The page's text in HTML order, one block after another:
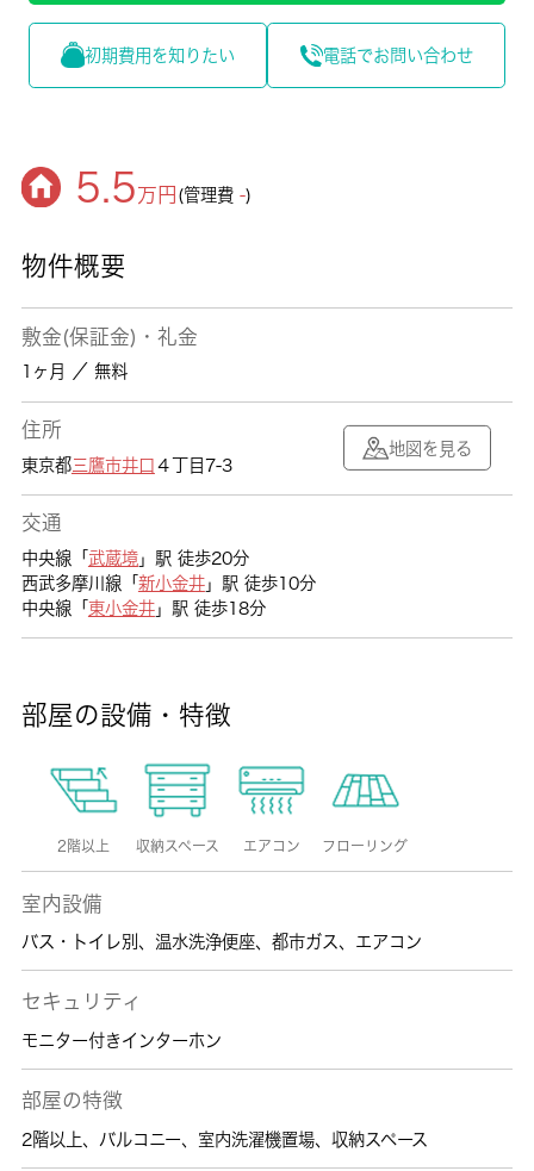
初期費用を知りたい 電話でお問い合わせ
5.5万円 (管理費-)
物件概要
敷金(保証金)・礼金
1ヶ月 ／ 無料
住所
東京都三鷹市井口 ４丁目7-3
地図を見る
交通
中央線「 武蔵境」駅 徒歩20分
西武多摩川線「 新小金井」駅 徒歩10分
中央線「 東小金井」駅 徒歩18分
部屋の設備・特徴
2階以上 収納スペース エアコン フローリング
室内設備
バス・トイレ別 、 温水洗浄便座、 都市ガス、 エアコン
セキュリティ
モニター付きインターホン
部屋の特徴
2階以上、 バルコニー、 室内洗濯機置場、 収納スペース